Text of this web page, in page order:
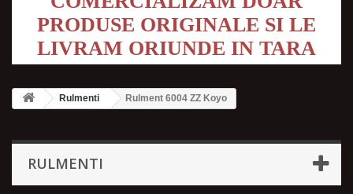
PRODUSE ORIGINALE SI LE
LIVRAM ORIUNDE IN TARA
Rulmenti Rulment 6004 ZZ Koyo
RULMENTI